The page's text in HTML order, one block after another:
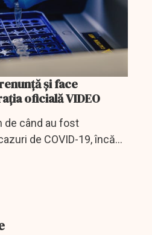
și face
oficială VIDEO
de când au fost
de COVID-19, încă
a pornit pandemia.